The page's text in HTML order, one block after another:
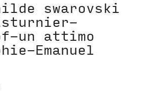
swarovski
un attimo
Emanuel